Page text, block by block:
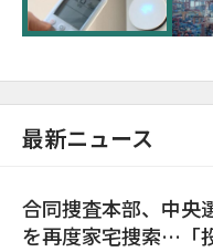
最新ニュース
合同捜査本部、中央
を再度家宅捜索…「